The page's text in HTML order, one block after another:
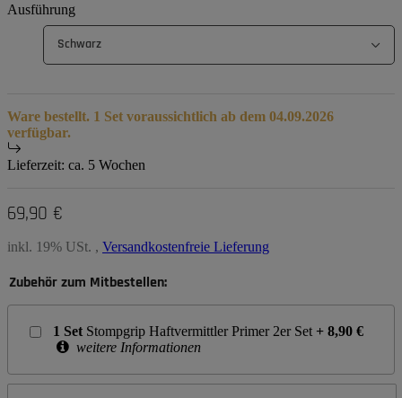
Ausführung
Schwarz
Ware bestellt. 1 Set voraussichtlich ab dem 04.09.2026
verfügbar.
Lieferzeit: ca. 5 Wochen
69,90 €
inkl. 19% USt. , Versandkostenfreie Lieferung
Zubehör zum Mitbestellen:
1 Set Stompgrip Haftvermittler Primer 2er Set + 8,90 €
weitere Informationen